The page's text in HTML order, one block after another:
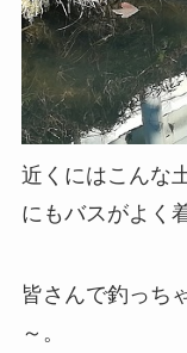
近くにはこんな
にもバスがよく
皆さんで釣っち
～。